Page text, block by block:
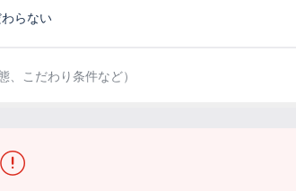
らない
、こだわり条件など）